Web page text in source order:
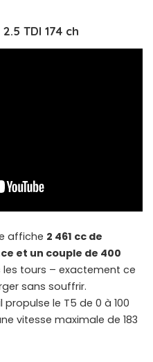
TDI 174 ch
affiche 2 461 cc de
et un couple de 400
tours – exactement ce
sans souffrir.
le T5 de 0 à 100
vitesse maximale de 183